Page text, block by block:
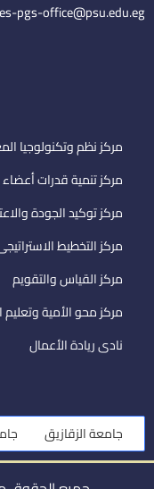
pgs-office@psu.edu.eg
مركز نظم وتكنولوجيا
مركز تنمية قدرات
مركز توكيد الجودة
مركز التخطيط
مركز القياس والتقويم
مركز محو الأمية وتعليم
نادى ريادة الأعمال
الزقازيق جامعة